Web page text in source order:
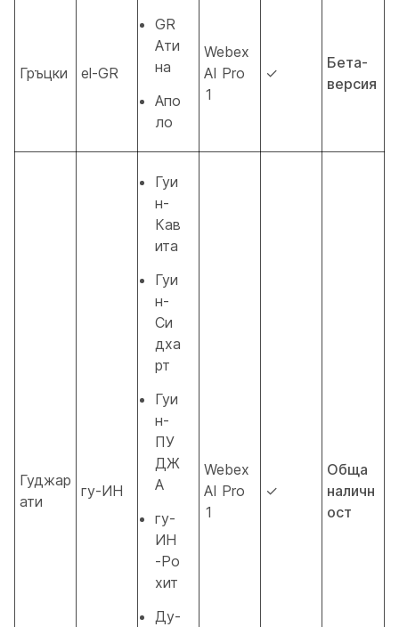
Гръцки el-GR
GR
Ати
на
Апо
ло
Webex
AI Pro
1
✓
Бета-
версия
Гуджар
ати
гу-ИН
Гуи
н-
Кав
ита
Гуи
н-
Си
дха
рт
Гуи
н-
ПУ
ДЖ
А
гу-
ИН
-Ро
хит
Ду-
Webex
AI Pro
1
✓
Обща
наличн
ост